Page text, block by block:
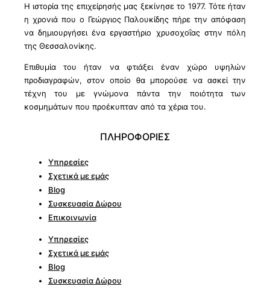
Η ιστορία της επιχείρησής μας ξεκίνησε το 1977. Τότε ήταν
η χρονιά που ο Γεώργιος Παλουκίδης πήρε την απόφαση
να δημιουργήσει ένα εργαστήριο χρυσοχοΐας στην πόλη
της Θεσσαλονίκης.
Επιθυμία του ήταν να φτιάξει έναν χώρο υψηλών
προδιαγραφών, στον οποίο θα μπορούσε να ασκεί την
τέχνη του με γνώμονα πάντα την ποιότητα των
κοσμημάτων που προέκυπταν από τα χέρια του.
ΠΛΗΡΟΦΟΡΙΕΣ
Υπηρεσίες
Σχετικά με εμάς
Blog
Συσκευασία Δώρου
Επικοινωνία
Υπηρεσίες
Σχετικά με εμάς
Blog
Συσκευασία Δώρου